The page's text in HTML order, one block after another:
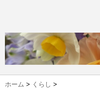
ホーム > くらし >